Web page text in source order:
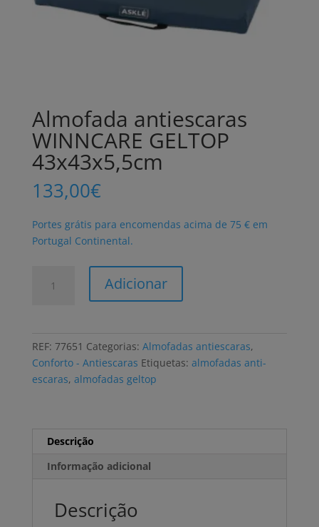
Almofada antiescaras
WINNCARE GELTOP
43x43x5,5cm
133,00€
Portes grátis para encomendas acima de 75 € em
Portugal Continental.
GELTOP
43x43x5,5cm
Adicionar
REF: 77651 Categorias: Almofadas antiescaras,
Conforto - Antiescaras Etiquetas: almofadas anti-
escaras, almofadas geltop
Descrição
Informação adicional
Descrição